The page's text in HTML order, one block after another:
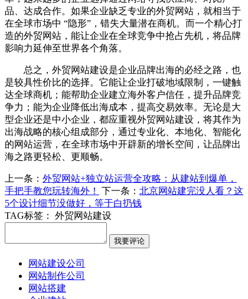
品、达成合作。如果企业缺乏专业的外贸网站，就相当于
在全球市场中 “隐形”，错失大量潜在商机。而一个精心打
造的外贸网站，能让企业在全球竞争中抢占先机，将品牌
影响力延伸至世界各个角落。
总之，外贸网站建设是企业品牌出海的必经之路，也
是较具性价比的选择。它能让企业打破地域限制，一键触
达全球商机；能帮助企业建立海外客户信任，提升品牌竞
争力；能为企业降低出海成本，提高交易效率。无论是大
型企业还是中小企业，都应重视外贸网站建设，将其作为
出海战略的核心组成部分，通过专业化、本地化、智能化
的网站运营，在全球市场中开辟新的增长空间，让品牌出
海之路更轻松、更顺畅。
上一条： 外贸网站+独立站运营全攻略：从建站到爆单，
手把手教您玩转海外！
下一条： 北京网站建完没人看？这
5个设计细节没做好，等于白扔钱
TAG标签：
外贸网站建设
网站建设公司
网站制作公司
网站搭建